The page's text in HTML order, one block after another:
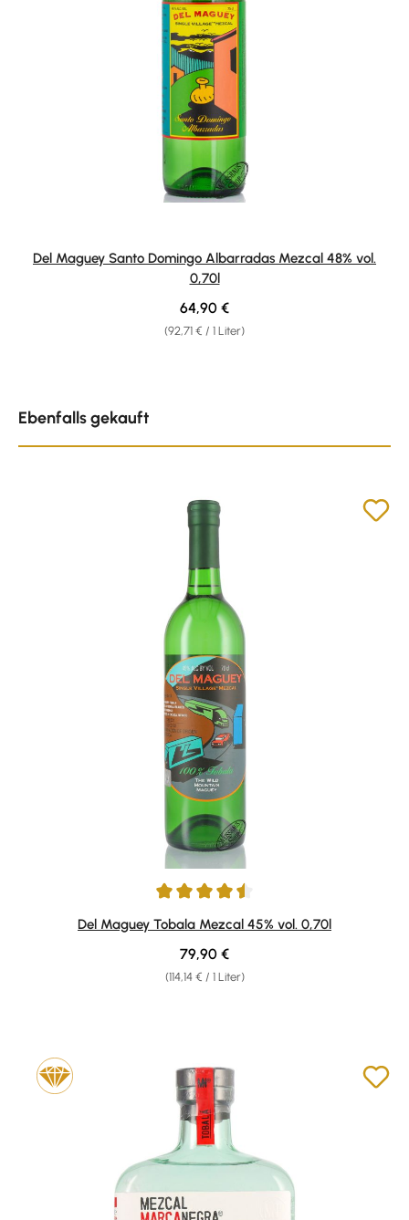
Del Maguey Santo Domingo Albarradas Mezcal 48% vol.
0,70l
(92,71 € / 1 Liter)
Regulärer Preis:
64,90 €
Ebenfalls gekauft
Durchschnittliche Bewertung von 4.5 von 5 Sternen
Del Maguey Tobala Mezcal 45% vol. 0,70l
(114,14 € / 1 Liter)
Regulärer Preis:
79,90 €